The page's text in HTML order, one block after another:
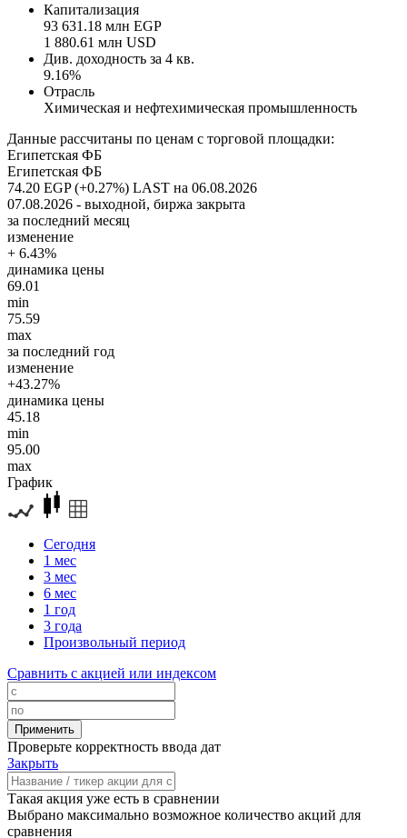
Капитализация
93 631.18 млн EGP
1 880.61 млн USD
Див. доходность за 4 кв.
9.16%
Отрасль
Химическая и нефтехимическая промышленность
Данные рассчитаны по ценам с торговой площадки:
Египетская ФБ
Египетская ФБ
74.20 EGP (+0.27%) LAST на 06.08.2026
07.08.2026 - выходной, биржа закрыта
за последний месяц
изменение
+ 6.43%
динамика цены
69.01
min
75.59
max
за последний год
изменение
+43.27%
динамика цены
45.18
min
95.00
max
График
Сегодня
1 мес
3 мес
6 мес
1 год
3 года
Произвольный период
Сравнить с акцией или индексом
Проверьте корректность ввода дат
Закрыть
Такая акция уже есть в сравнении
Выбрано максимально возможное количество акций для
сравнения